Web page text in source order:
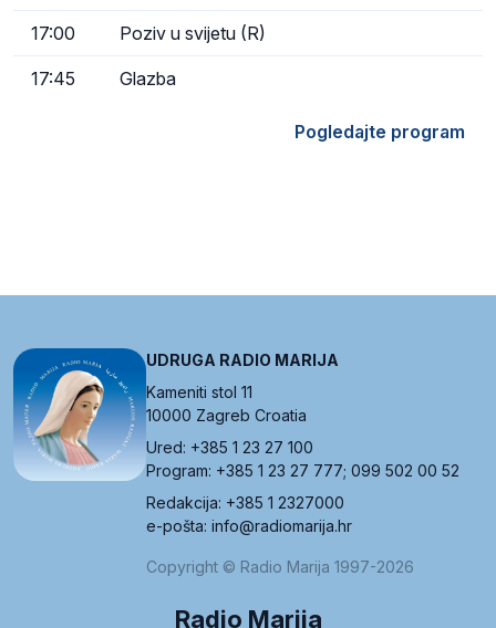
17:00 Poziv u svijetu (R)
17:45 Glazba
Pogledajte program
UDRUGA RADIO MARIJA
Kameniti stol 11
10000 Zagreb Croatia
Ured: +385 1 23 27 100
Program: +385 1 23 27 777; 099 502 00 52
Redakcija: +385 1 2327000
e-pošta: info@radiomarija.hr
Copyright © Radio Marija 1997-2026
Radio Marija